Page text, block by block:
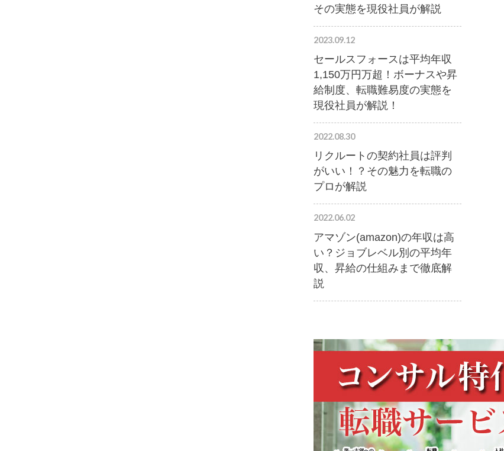
その実態を現役社員が解説
2023.09.12
セールスフォースは平均年収
1,150万円万超！ボーナスや昇
給制度、転職難易度の実態を
現役社員が解説！
2022.08.30
リクルートの契約社員は評判
がいい！？その魅力を転職の
プロが解説
2022.06.02
アマゾン(amazon)の年収は高
い？ジョブレベル別の平均年
収、昇給の仕組みまで徹底解
説